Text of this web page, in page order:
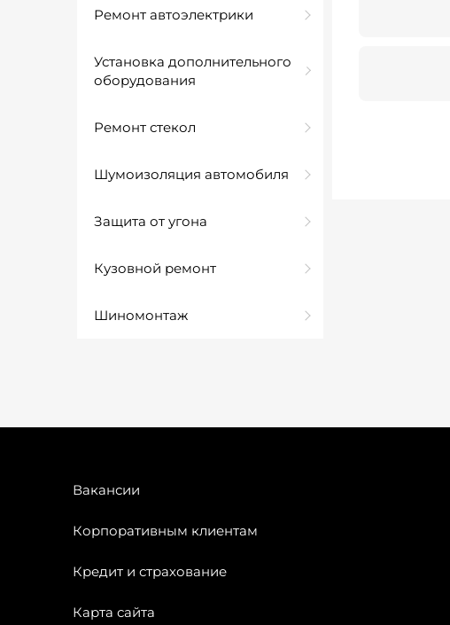
Ремонт автоэлектрики
Установка дополнительного
оборудования
Ремонт стекол
Шумоизоляция автомобиля
Защита от угона
Кузовной ремонт
Шиномонтаж
Вакансии
Корпоративным клиентам
Кредит и страхование
Карта сайта